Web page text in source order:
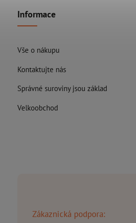
Zákaznická podpora:
Informace
Vše o nákupu
Kontaktujte nás
Správné suroviny jsou základ
Velkoobchod